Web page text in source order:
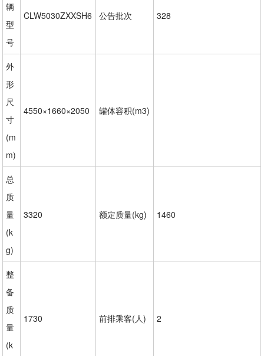
辆
型
号
CLW5030ZXXSH6 公告批次 328
外
形
尺
寸
(m
m)
4550×1660×2050 罐体容积(m3)
总
质
量
(k
g)
3320 额定质量(kg) 1460
整
备
质
量
(k
1730 前排乘客(人) 2